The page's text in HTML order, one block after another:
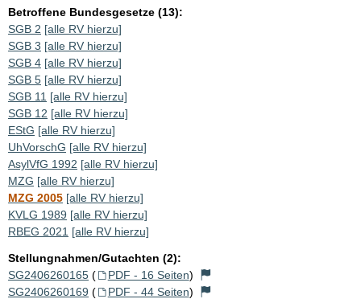
i
t
e
Betroffene Bundesgesetze (13):
SGB 2 [alle RV hierzu]
SGB 3 [alle RV hierzu]
SGB 4 [alle RV hierzu]
SGB 5 [alle RV hierzu]
SGB 11 [alle RV hierzu]
SGB 12 [alle RV hierzu]
EStG [alle RV hierzu]
UhVorschG [alle RV hierzu]
AsylVfG 1992 [alle RV hierzu]
MZG [alle RV hierzu]
MZG 2005 [alle RV hierzu]
KVLG 1989 [alle RV hierzu]
RBEG 2021 [alle RV hierzu]
Stellungnahmen/Gutachten (2):
SG2406260165 ( PDF - 16 Seiten)
SG2406260169 ( PDF - 44 Seiten)